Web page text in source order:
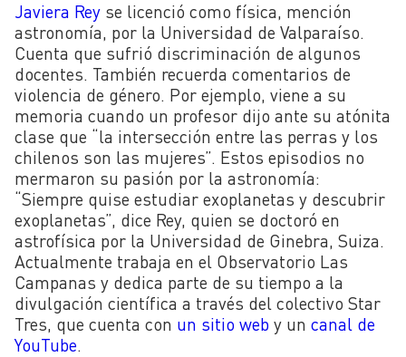
Javiera Rey se licenció como física, mención
astronomía, por la Universidad de Valparaíso.
Cuenta que sufrió discriminación de algunos
docentes. También recuerda comentarios de
violencia de género. Por ejemplo, viene a su
memoria cuando un profesor dijo ante su atónita
clase que “la intersección entre las perras y los
chilenos son las mujeres”. Estos episodios no
mermaron su pasión por la astronomía:
“Siempre quise estudiar exoplanetas y descubrir
exoplanetas”, dice Rey, quien se doctoró en
astrofísica por la Universidad de Ginebra, Suiza.
Actualmente trabaja en el Observatorio Las
Campanas y dedica parte de su tiempo a la
divulgación científica a través del colectivo Star
Tres, que cuenta con un sitio web y un canal de
YouTube.